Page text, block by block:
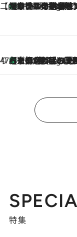
【CREA×星野リゾート】唯一無二。癒しと
3 Hours Ago
【トンボの足水浴】ヒノキの香りに包まれて涼感マックス！約13℃の湧水かけ流しを避暑
47都道府県の手みやげ ひんやりスイーツで夏を
5 Hours Ago
【京都府】この夏絶対食べたい 冷やしておいしいおやつ3選 ひと口目か
特集